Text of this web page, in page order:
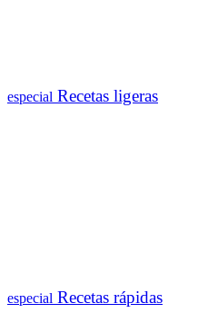
especial Recetas ligeras
especial Recetas rápidas